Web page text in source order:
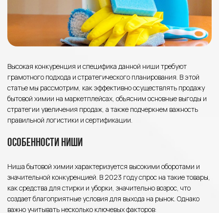
Высокая конкуренция и специфика данной ниши требуют
грамотного подхода и стратегического планирования. В этой
статье мы рассмотрим, как эффективно осуществлять продажу
бытовой химии на маркетплейсах, объясним основные выгоды и
стратегии увеличения продаж, а также подчеркнем важность
правильной логистики и сертификации.
Особенности ниши
Ниша бытовой химии характеризуется высокими оборотами и
значительной конкуренцией. В 2023 году спрос на такие товары,
как средства для стирки и уборки, значительно возрос, что
создает благоприятные условия для выхода на рынок. Однако
важно учитывать несколько ключевых факторов: